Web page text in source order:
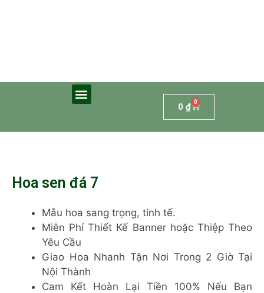
0 ₫ 0
Hoa sen đá 7
Mẫu hoa sang trọng, tinh tế.
Miễn Phí Thiết Kế Banner hoặc Thiệp Theo
Yêu Cầu
Giao Hoa Nhanh Tận Nơi Trong 2 Giờ Tại
Nội Thành
Cam Kết Hoàn Lại Tiền 100% Nếu Bạn